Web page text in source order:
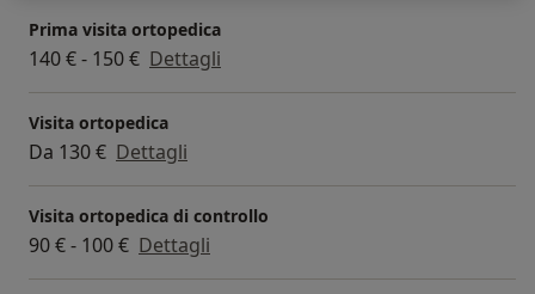
Prima visita ortopedica
140 € - 150 € Dettagli
Visita ortopedica
Da 130 € Dettagli
Visita ortopedica di controllo
90 € - 100 € Dettagli